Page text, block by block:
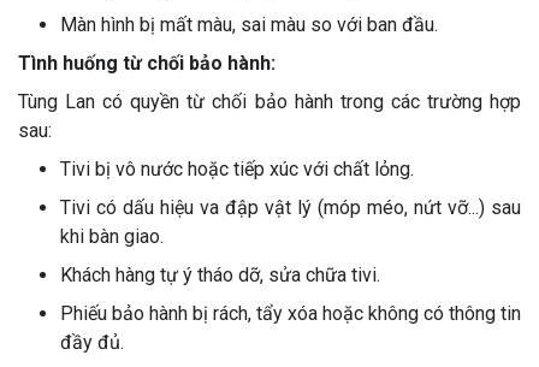
Màn hình bị mất màu, sai màu so với ban đầu.
Tình huống từ chối bảo hành:
Tùng Lan có quyền từ chối bảo hành trong các trường hợp
sau:
Tivi bị vô nước hoặc tiếp xúc với chất lỏng.
Tivi có dấu hiệu va đập vật lý (móp méo, nứt vỡ...) sau
khi bàn giao.
Khách hàng tự ý tháo dỡ, sửa chữa tivi.
Phiếu bảo hành bị rách, tẩy xóa hoặc không có thông tin
đầy đủ.